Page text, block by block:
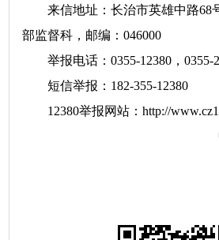
来信地址：长治市英雄中路68
部监督科，邮编：046000
举报电话：0355-12380，0355-
短信举报：182-355-12380
12380举报网站：http://